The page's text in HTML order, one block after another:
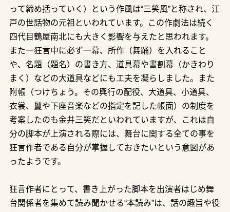
って締め括っていく）という作風は“三笑風”と称され、江
戸の世話物の元祖といわれています。この作劇法は続く
四代目鶴屋南北にも大きく影響を与えたと思われます。
また一狂言中に必ず一幕、所作（舞踊）を入れること
や、名題（題名）の書き方、道具幕や書割幕（かきわり
まく）などの大道具などにも工夫を凝らしました。また
附帳（つけちょう。その興行の配役、大道具、小道具、
衣裳、鬘や下座音楽などの指定を記した帳面）の制度を
考案したのも金井三笑だといわれていますが、これは自
分の脚本が上演される際には、舞台に関する全ての事を
狂言作者である自分が掌握しておきたいという意図があ
ったようです。
狂言作者にとって、書き上がった脚本を出演者はじめ舞
台関係者を集めて読み聞かせる“本読み”は、話の趣旨や役